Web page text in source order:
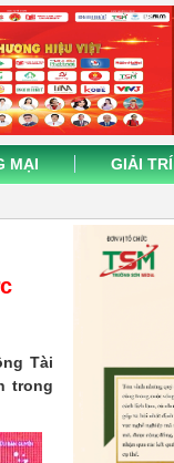
MẠI GIẢI TRÍ
Tài
trong